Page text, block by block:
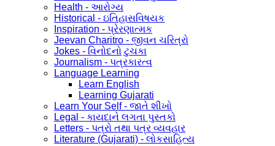
Health - આરોગ્ય
Historical - ઇતિહાસવિષયક
Inspiration - પ્રેરણાત્મક
Jeevan Charitro - જીવન ચરિત્રો
Jokes - વિનોદનો ટુચકા
Journalism - પત્રકારત્વ
Language Learning
Learn English
Learning Gujarati
Learn Your Self - જાતે શીખો
Legal - કાયદાને લગતા પુસ્તકો
Letters - પત્રો તથા પત્ર વ્યવહાર
Literature (Gujarati) - લોકસાહિત્ય